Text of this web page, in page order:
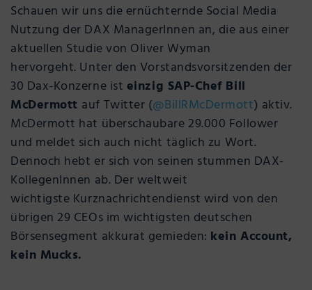
Schauen wir uns die ernüchternde Social Media
Nutzung der DAX ManagerInnen an, die aus einer
aktuellen Studie von Oliver Wyman
hervorgeht. Unter den Vorstandsvorsitzenden der
30 Dax-Konzerne ist einzig SAP-Chef Bill
McDermott auf Twitter (@BillRMcDermott) aktiv.
McDermott hat überschaubare 29.000 Follower
und meldet sich auch nicht täglich zu Wort.
Dennoch hebt er sich von seinen stummen DAX-
KollegenInnen ab. Der weltweit
wichtigste Kurznachrichtendienst wird von den
übrigen 29 CEOs im wichtigsten deutschen
Börsensegment akkurat gemieden: kein Account,
kein Mucks.